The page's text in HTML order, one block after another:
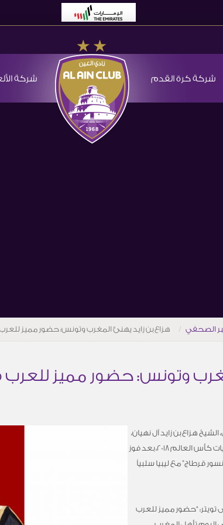
شركة كرة القدم شركة
الصحفي هزاع بن زايد يهنئ المغرب وتونس: حضور مميز
وتونس: حضور مميز للعرب
هزاع بن زايد آل نهيان،
منتخبي تونس والمغرب على تأهلهما إلى نهائيات كأس العالم 2018، بعد فوز
“نسور قرطاج” مع ليبيا سلبياً
تويتر: “حضور مميز للعرب